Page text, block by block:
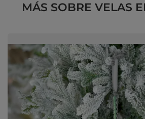
MÁS SOBRE VELAS